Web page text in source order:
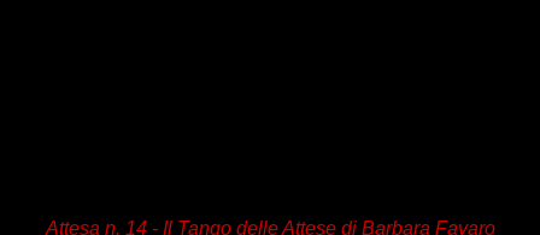
Attesa n. 14 - Il Tango delle Attesedi Barbara Favaro